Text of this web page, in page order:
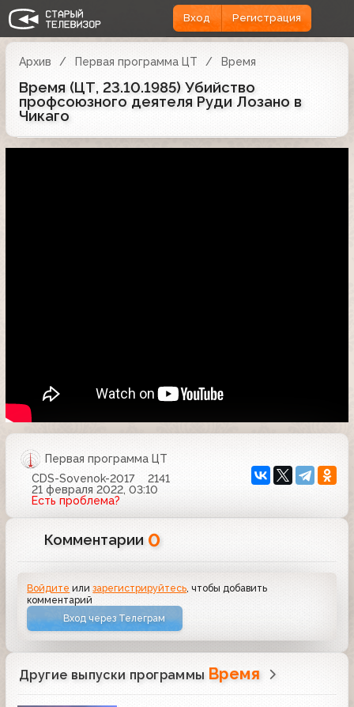
Вход Регистрация
Архив Первая программа ЦТ Время
Время (ЦТ, 23.10.1985) Убийство
профсоюзного деятеля Руди Лозано в
Чикаго
Первая программа ЦТ
CDS-Sovenok-2017
2141
21 февраля 2022, 03:10
Есть проблема?
Комментарии 0
Войдите илизарегистрируйтесь , чтобы добавить
комментарий
Вход через Телеграм
Другие выпуски программы Время